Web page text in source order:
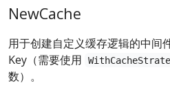
NewCache
用于创建自定义缓存逻辑的中间
Key（需要使用
数）。